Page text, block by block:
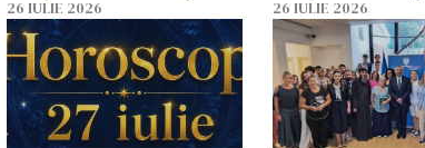
răniți
26 IULIE 2026
s-a apărat cu
26 IULIE 2026